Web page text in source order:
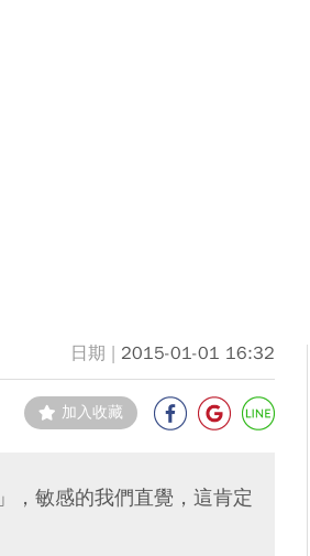
2015-01-01 16:32
加入收藏
，敏感的我們直覺，這肯定